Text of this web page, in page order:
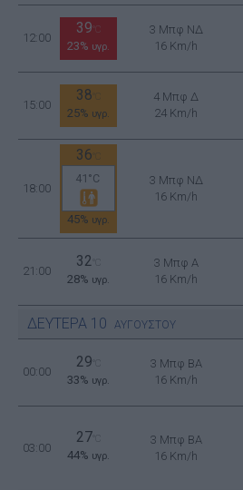
12:00
39 °C
23% υγρ.
3 Μπφ ΝΔ
16 Km/h
15:00
38
25% υγρ.
4 Μπφ Δ
24 Km/h
18:00
36
41°C
45% υγρ.
3 Μπφ ΝΔ
16 Km/h
21:00
32
28% υγρ.
3 Μπφ Α
16 Km/h
ΔΕΥΤΕΡΑ 10 ΑΥΓΟΥΣΤΟΥ
00:00
29
33% υγρ.
3 Μπφ BA
16 Km/h
03:00
27
44% υγρ.
3 Μπφ BA
16 Km/h